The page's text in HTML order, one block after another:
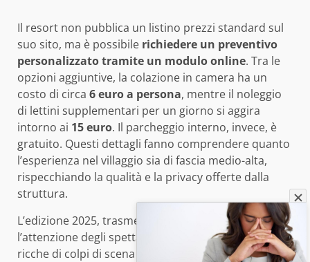
Il resort non pubblica un listino prezzi standard sul
suo sito, ma è possibile richiedere un preventivo
personalizzato tramite un modulo online. Tra le
opzioni aggiuntive, la colazione in camera ha un
costo di circa 6 euro a persona, mentre il noleggio
di lettini supplementari per un giorno si aggira
intorno ai 15 euro. Il parcheggio interno, invece, è
gratuito. Questi dettagli fanno comprendere quanto
l’esperienza nel villaggio sia di fascia medio-alta,
rispecchiando la qualità e la privacy offerte dalla
struttura.
L’edizione 2025, trasmessa su Canale 5, ha catturato
l’attenzione degli spettatori con le sue puntate
ricche di colpi di scena e momenti di forte